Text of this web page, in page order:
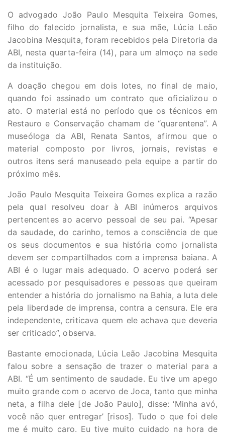
O advogado João Paulo Mesquita Teixeira Gomes,
filho do falecido jornalista, e sua mãe, Lúcia Leão
Jacobina Mesquita, foram recebidos pela Diretoria da
ABI, nesta quarta-feira (14), para um almoço na sede
da instituição.
A doação chegou em dois lotes, no final de maio,
quando foi assinado um contrato que oficializou o
ato. O material está no período que os técnicos em
Restauro e Conservação chamam de “quarentena”. A
museóloga da ABI, Renata Santos, afirmou que o
material composto por livros, jornais, revistas e
outros itens será manuseado pela equipe a partir do
próximo mês.
João Paulo Mesquita Teixeira Gomes explica a razão
pela qual resolveu doar à ABI inúmeros arquivos
pertencentes ao acervo pessoal de seu pai. “Apesar
da saudade, do carinho, temos a consciência de que
os seus documentos e sua história como jornalista
devem ser compartilhados com a imprensa baiana. A
ABI é o lugar mais adequado. O acervo poderá ser
acessado por pesquisadores e pessoas que queiram
entender a história do jornalismo na Bahia, a luta dele
pela liberdade de imprensa, contra a censura. Ele era
independente, criticava quem ele achava que deveria
ser criticado”, observa.
Bastante emocionada, Lúcia Leão Jacobina Mesquita
falou sobre a sensação de trazer o material para a
ABI. “É um sentimento de saudade. Eu tive um apego
muito grande com o acervo de Joca, tanto que minha
neta, a filha dele [de João Paulo], disse: ‘Minha avó,
você não quer entregar’ [risos]. Tudo o que foi dele
me é muito caro. Eu tive muito cuidado na hora de